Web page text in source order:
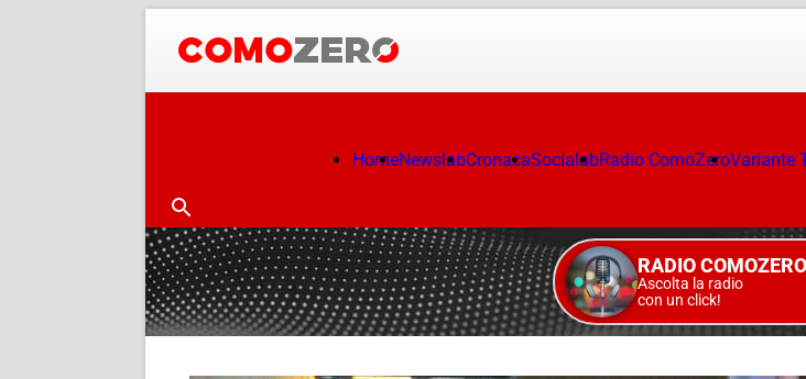
HomeNewslabCronacaSocialabRadio ComoZeroVariante
RADIO COMOZERO
Ascolta la radio
con un click!